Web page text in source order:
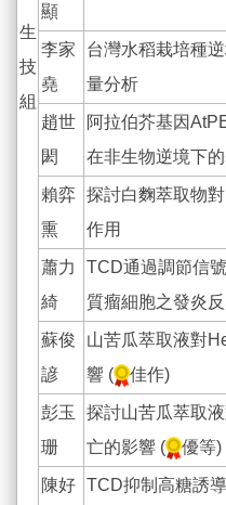
生
技
組
顯
李家
堯
台灣水稻栽培種
量分析
趙世
閎
阿拉伯芥基因
在非生物逆境下
賴弈
熏
探討白麴萃取物
作用
蕭力
綺
TCD通過調節信
質瘤細胞之發炎
蘇俊
諺
山苦瓜萃取液對
響 (
佳作)
彭玉
珊
探討山苦瓜萃取
亡的影響 (
優等)
陳好 TCD抑制高糖誘